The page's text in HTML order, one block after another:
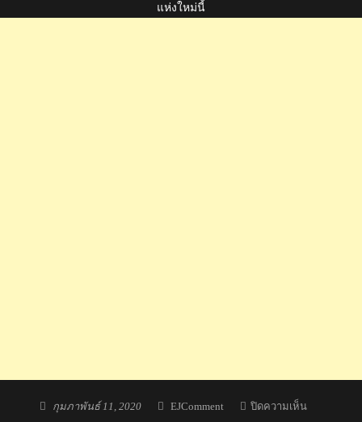
แห่งใหม่นี้
Posted
กุมภาพันธ์ 11, 2020 Author
EJComment ปิดความเห็นบน